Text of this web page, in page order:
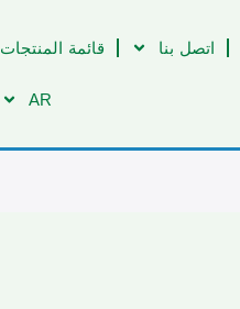
اتصل بنا قائمة المنتجات
AR